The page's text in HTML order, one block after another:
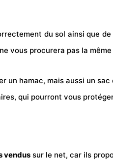
du sol ainsi que
vous procurera pas la
un hamac, mais aussi un
qui pourront vous
vendus sur le net, car ils